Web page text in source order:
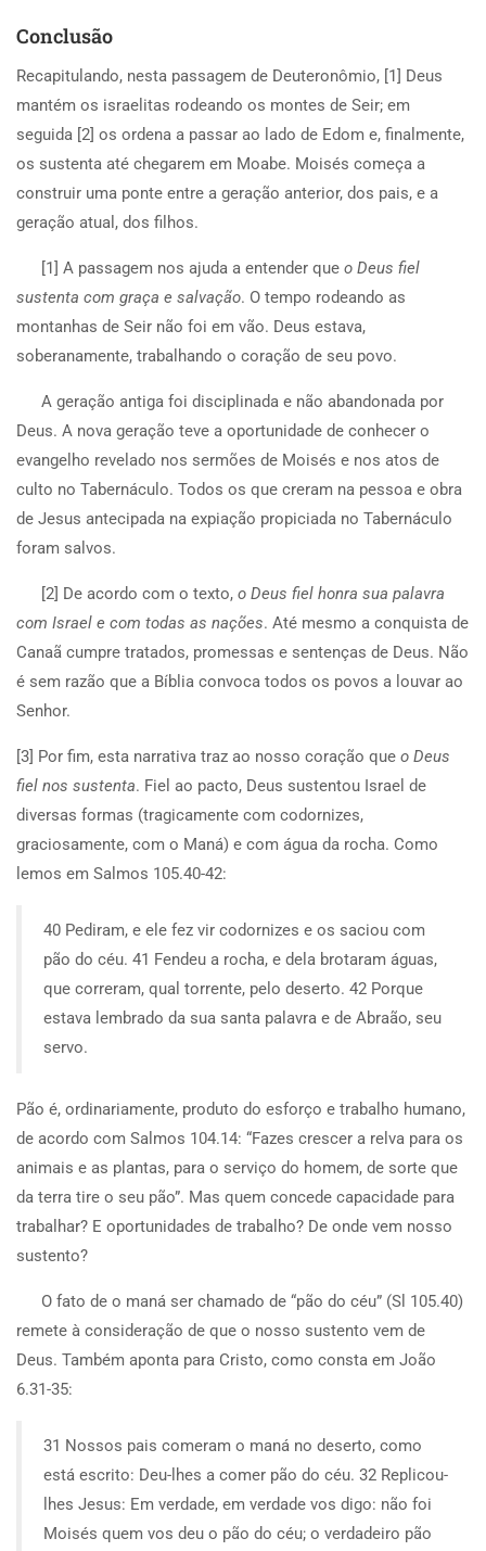
Conclusão
Recapitulando, nesta passagem de Deuteronômio, [1] Deus
mantém os israelitas rodeando os montes de Seir; em
seguida [2] os ordena a passar ao lado de Edom e, finalmente,
os sustenta até chegarem em Moabe. Moisés começa a
construir uma ponte entre a geração anterior, dos pais, e a
geração atual, dos filhos.
[1] A passagem nos ajuda a entender que o Deus fiel
sustenta com graça e salvação. O tempo rodeando as
montanhas de Seir não foi em vão. Deus estava,
soberanamente, trabalhando o coração de seu povo.
A geração antiga foi disciplinada e não abandonada por
Deus. A nova geração teve a oportunidade de conhecer o
evangelho revelado nos sermões de Moisés e nos atos de
culto no Tabernáculo. Todos os que creram na pessoa e obra
de Jesus antecipada na expiação propiciada no Tabernáculo
foram salvos.
[2] De acordo com o texto, o Deus fiel honra sua palavra
com Israel e com todas as nações. Até mesmo a conquista de
Canaã cumpre tratados, promessas e sentenças de Deus. Não
é sem razão que a Bíblia convoca todos os povos a louvar ao
Senhor.
[3] Por fim, esta narrativa traz ao nosso coração que o Deus
fiel nos sustenta. Fiel ao pacto, Deus sustentou Israel de
diversas formas (tragicamente com codornizes,
graciosamente, com o Maná) e com água da rocha. Como
lemos em Salmos 105.40-42:
40 Pediram, e ele fez vir codornizes e os saciou com
pão do céu. 41 Fendeu a rocha, e dela brotaram águas,
que correram, qual torrente, pelo deserto. 42 Porque
estava lembrado da sua santa palavra e de Abraão, seu
servo.
Pão é, ordinariamente, produto do esforço e trabalho humano,
de acordo com Salmos 104.14: “Fazes crescer a relva para os
animais e as plantas, para o serviço do homem, de sorte que
da terra tire o seu pão”. Mas quem concede capacidade para
trabalhar? E oportunidades de trabalho? De onde vem nosso
sustento?
O fato de o maná ser chamado de “pão do céu” (Sl 105.40)
remete à consideração de que o nosso sustento vem de
Deus. Também aponta para Cristo, como consta em João
6.31-35:
31 Nossos pais comeram o maná no deserto, como
está escrito: Deu-lhes a comer pão do céu. 32 Replicou-
lhes Jesus: Em verdade, em verdade vos digo: não foi
Moisés quem vos deu o pão do céu; o verdadeiro pão